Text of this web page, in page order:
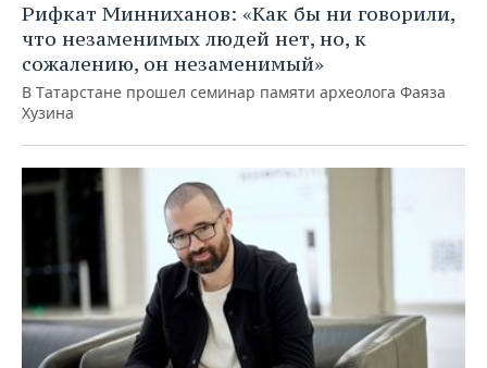
Рифкат Минниханов: «Как бы ни говорили,
что незаменимых людей нет, но, к
сожалению, он незаменимый»
В Татарстане прошел семинар памяти археолога Фаяза
Хузина